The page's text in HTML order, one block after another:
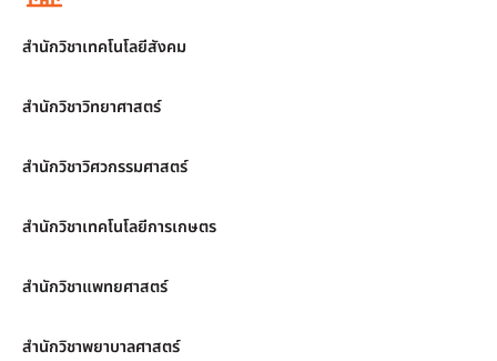
สำนักวิชาเทคโนโลยีสังคม
สำนักวิชาวิทยาศาสตร์
สำนักวิชาวิศวกรรมศาสตร์
สำนักวิชาเทคโนโลยีการเกษตร
สำนักวิชาแพทยศาสตร์
สำนักวิชาพยาบาลศาสตร์